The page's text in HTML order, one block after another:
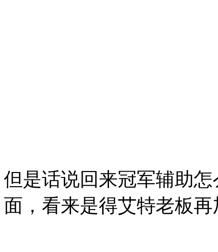
但是话说回来冠军辅助
面，看来是得艾特老板